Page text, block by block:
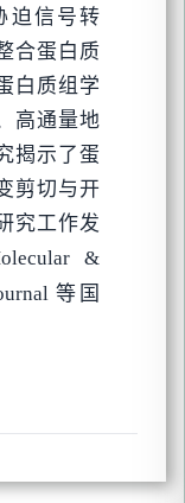
迫信号转
合蛋白质
白质组学
高通量地
揭示了蛋
剪切与开
究工作发
&
等国